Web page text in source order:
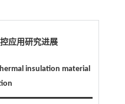
应用研究进展
insulation material